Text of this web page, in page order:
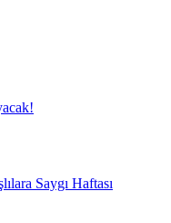
Saygı Haftası